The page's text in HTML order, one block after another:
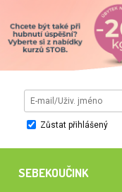
Zůstat přihlášený
SEBEKOUČINK